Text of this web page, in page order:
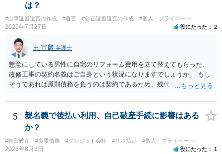
は？
#自筆証書遺言の作成 #遺言 #公正証書遺言の作成 #個人・プライベート
2026年7月27日 役にたった 2
王 宣麟 弁護士
懇意にしている男性に自宅のリフォーム費用を立て替えてもらった、
改修工事の契約名義はご自身という状況になりますでしょうか。 もし
そうであれば原則債務を負うのは契約であるため、残代金を捻出して
ます。 入籍した場合でも、原則契約者が単独で全ての債務を負うこと
には変わりがありません。 なかなか対応に難しい案件であり、公開の
場でアドバイスを行うのも限界があるように思われますので、資料等
を持参のうえ個別に弁護士に相談されることをお勧めします。
5
親名義で後払い利用、自己破産手続に影響はある
か？
#自己破産 #多重債務 #クレジット会社 #リボ払い #個人・プライベート
2026年8月3日 役にたった 1